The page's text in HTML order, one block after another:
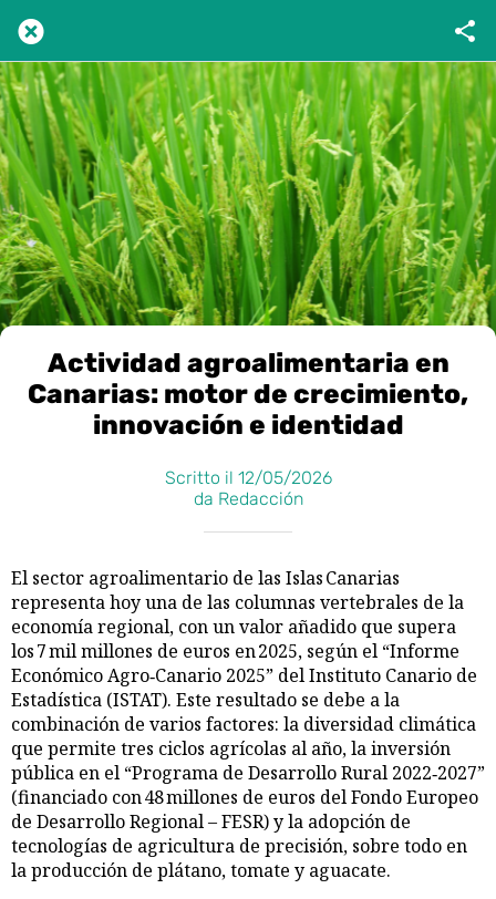
Actividad agroalimentaria en
Canarias: motor de crecimiento,
innovación e identidad
Scritto il 12/05/2026
da Redacción
El sector agroalimentario de las Islas Canarias
representa hoy una de las columnas vertebrales de la
economía regional, con un valor añadido que supera
los 7 mil millones de euros en 2025, según el “Informe
Económico Agro‑Canario 2025” del Instituto Canario de
Estadística (ISTAT). Este resultado se debe a la
combinación de varios factores: la diversidad climática
que permite tres ciclos agrícolas al año, la inversión
pública en el “Programa de Desarrollo Rural 2022‑2027”
(financiado con 48 millones de euros del Fondo Europeo
de Desarrollo Regional – FESR) y la adopción de
tecnologías de agricultura de precisión, sobre todo en
la producción de plátano, tomate y aguacate.